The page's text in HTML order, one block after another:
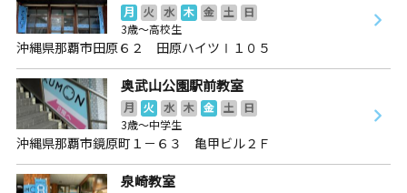
月 火 水 木 金 土
日
3歳～高校生
沖縄県那覇市田原６２ 田原ハイツⅠ１０５
奥武山公園駅前教室
月 火 水 木 金 土
日
3歳～中学生
沖縄県那覇市鏡原町１－６３ 亀甲ビル２Ｆ
泉崎教室